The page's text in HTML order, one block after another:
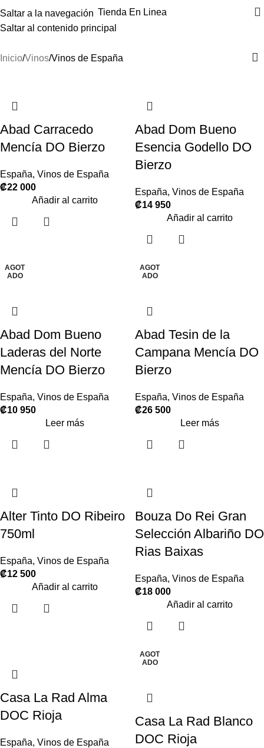
Saltar a la navegación
Saltar al contenido principal
Tienda En Linea
Vinos de España
Inicio Vinos Vinos de España
Abad Carracedo
Mencía DO Bierzo
España, Vinos de España
₡22 000
Añadir al carrito
Abad Dom Bueno
Esencia Godello DO
Bierzo
España, Vinos de España
₡14 950
Añadir al carrito
AGOT
ADO
Abad Dom Bueno
Laderas del Norte
Mencía DO Bierzo
España, Vinos de España
₡10 950
Leer más
AGOT
ADO
Abad Tesin de la
Campana Mencía DO
Bierzo
España, Vinos de España
₡26 500
Leer más
Alter Tinto DO Ribeiro
750ml
España, Vinos de España
₡12 500
Añadir al carrito
Bouza Do Rei Gran
Selección Albariño DO
Rias Baixas
España, Vinos de España
₡18 000
Añadir al carrito
Casa La Rad Alma
DOC Rioja
España, Vinos de España
AGOT
ADO
Casa La Rad Blanco
DOC Rioja